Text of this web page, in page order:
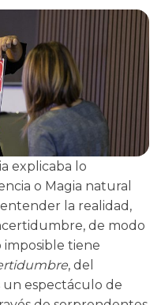
explicaba lo
o Magia natural
la realidad,
de modo
tiene
, del
un espectáculo de